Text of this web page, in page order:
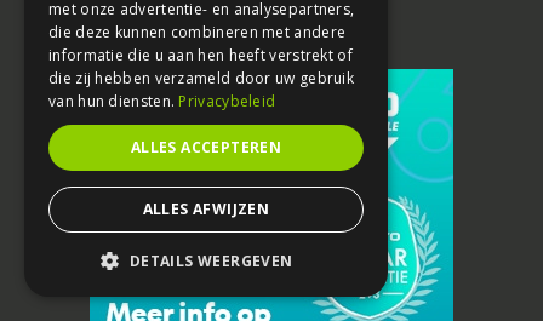
met onze advertentie- en analysepartners,
die deze kunnen combineren met andere
informatie die u aan hen heeft verstrekt of
die zij hebben verzameld door uw gebruik
van hun diensten. Privacybeleid
ALLES ACCEPTEREN
ALLES AFWIJZEN
DETAILS WEERGEVEN
STRIKT NOODZAKELIJK